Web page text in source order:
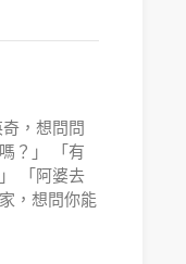
，想問問
？」 「有
「阿婆去
，想問你能